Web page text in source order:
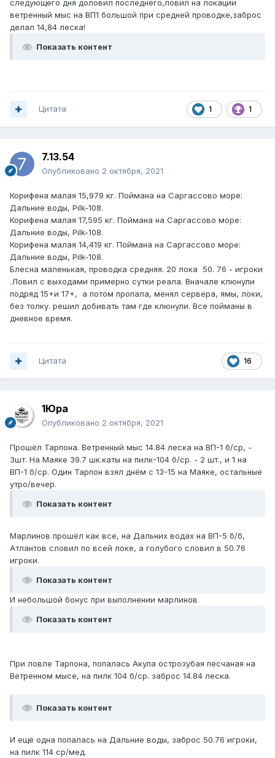
следующего дня доловил последнего,ловил на локации
ветренный мыс на ВП1 большой при средней проводке,заброс
делал 14,84 леска!
Показать контент
1 1
Цитата
7.13.54
Опубликовано 2 октября, 2021
Корифена малая 15,979 кг. Поймана на Саргассово море:
Дальние воды, Pilk-108.
Корифена малая 17,595 кг. Поймана на Саргассово море:
Дальние воды, Pilk-108.
Корифена малая 14,419 кг. Поймана на Саргассово море:
Дальние воды, Pilk-108.
Блесна маленькая, проводка средняя. 20 лока 50. 76 - игроки
.Ловил с выходами примерно сутки реала. Вначале клюнули
подряд 15+и 17+, а потом пропала, менял сервера, ямы, локи,
без толку. решил добивать там где клюнули. Все пойманы в
дневное время.
16
Цитата
1Юра
Опубликовано 2 октября, 2021
Прошёл Тарпона. Ветренный мыс 14.84 леска на ВП-1 б/ср, -
3шт. На Маяке 39.7 шк.каты на пилк-104 б/ср. - 2 шт., и 1 на
ВП-1 б/ср. Один Тарпон взял днём с 13-15 на Маяке, остальные
утро/вечер.
Показать контент
Марлинов прошёл как все, на Дальних водах на ВП-5 б/б,
Атлантов словил по всей локе, а голубого словил в 50.76
игроки.
Показать контент
И небольшой бонус при выполнении марлинов
Показать контент
При ловле Тарпона, попалась Акула острозубая песчаная на
Ветренном мысе, на пилк 104 б/ср. заброс 14.84 леска.
Показать контент
И ещё одна попалась на Дальние воды, заброс 50.76 игроки,
на пилк 114 ср/мед.